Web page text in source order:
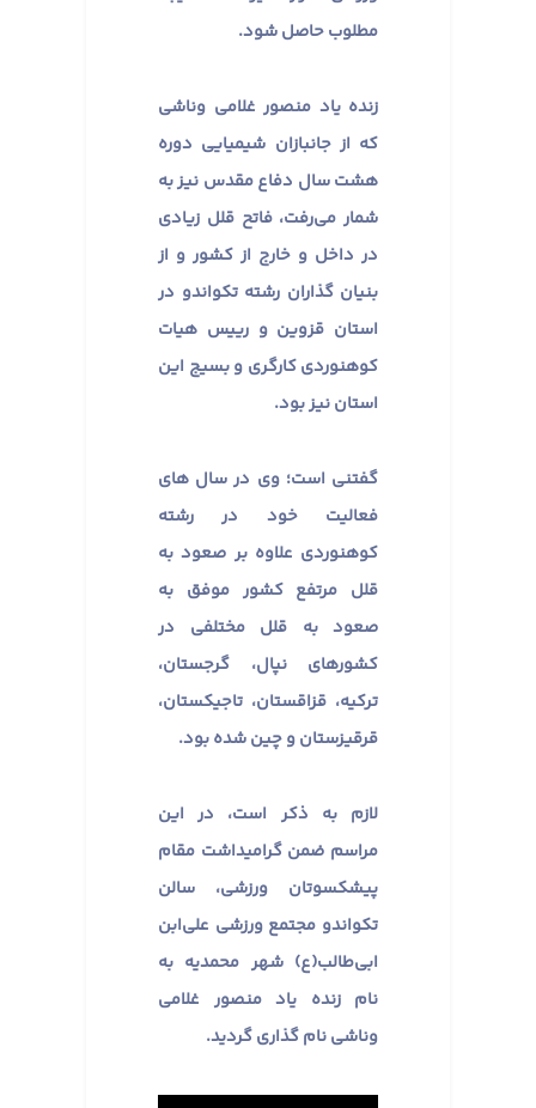
مطلوب حاصل شود.
زنده یاد منصور غلامی وناشی
كه از جانبازان شیمیایی دوره
هشت سال دفاع مقدس نیز به
شمار می‌رفت، فاتح قلل زیادی
در داخل و خارج از كشور و از
بنیان گذاران رشته تكواندو در
استان قزوین و رییس هیات
كوهنوردی كارگری و بسیج این
استان نیز بود.
گفتنی است؛ وی در سال های
فعالیت خود در رشته
کوهنوردی علاوه بر صعود به
قلل مرتفع كشور موفق به
صعود به قلل مختلفی در
كشورهای نپال، گرجستان،
تركیه، قزاقستان، تاجیكستان،
قرقیزستان و چین شده بود.
لازم به ذکر است، در این
مراسم ضمن گرامیداشت مقام
پیشکسوتان ورزشی، سالن
تکواندو مجتمع ورزشی علی‌ابن
ابی‌طالب(ع) شهر محمدیه به
نام زنده یاد منصور غلامی
وناشی نام گذاری گردید.